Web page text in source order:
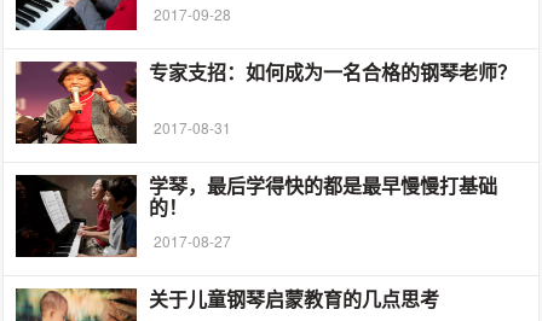
2017-09-28
专家支招：如何成为一名合格的钢琴老师？
2017-08-31
学琴，最后学得快的都是最早慢慢打基础
的！
2017-08-27
关于儿童钢琴启蒙教育的几点思考